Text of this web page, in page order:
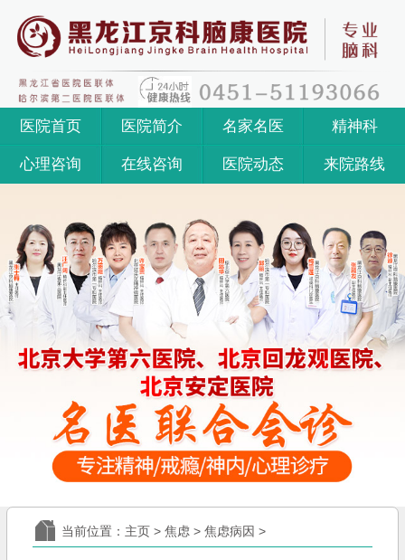
医院首页 医院简介 名家名医 精神科
心理咨询 在线咨询 医院动态 来院路线
当前位置： 主页 >焦虑 >焦虑病因 >